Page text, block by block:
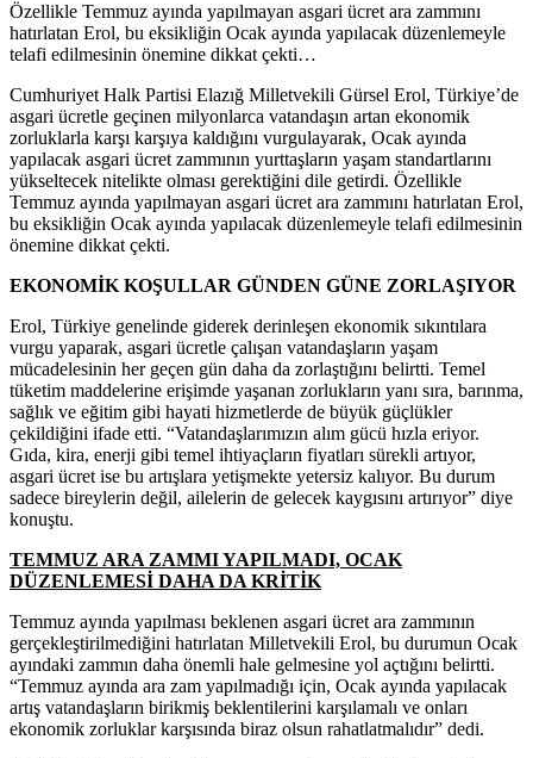
Özellikle Temmuz ayında yapılmayan asgari ücret ara zammını
hatırlatan Erol, bu eksikliğin Ocak ayında yapılacak düzenlemeyle
telafi edilmesinin önemine dikkat çekti…
Cumhuriyet Halk Partisi Elazığ Milletvekili Gürsel Erol, Türkiye’de
asgari ücretle geçinen milyonlarca vatandaşın artan ekonomik
zorluklarla karşı karşıya kaldığını vurgulayarak, Ocak ayında
yapılacak asgari ücret zammının yurttaşların yaşam standartlarını
yükseltecek nitelikte olması gerektiğini dile getirdi. Özellikle
Temmuz ayında yapılmayan asgari ücret ara zammını hatırlatan Erol,
bu eksikliğin Ocak ayında yapılacak düzenlemeyle telafi edilmesinin
önemine dikkat çekti.
EKONOMİK KOŞULLAR GÜNDEN GÜNE ZORLAŞIYOR
Erol, Türkiye genelinde giderek derinleşen ekonomik sıkıntılara
vurgu yaparak, asgari ücretle çalışan vatandaşların yaşam
mücadelesinin her geçen gün daha da zorlaştığını belirtti. Temel
tüketim maddelerine erişimde yaşanan zorlukların yanı sıra, barınma,
sağlık ve eğitim gibi hayati hizmetlerde de büyük güçlükler
çekildiğini ifade etti. “Vatandaşlarımızın alım gücü hızla eriyor.
Gıda, kira, enerji gibi temel ihtiyaçların fiyatları sürekli artıyor,
asgari ücret ise bu artışlara yetişmekte yetersiz kalıyor. Bu durum
sadece bireylerin değil, ailelerin de gelecek kaygısını artırıyor” diye
konuştu.
TEMMUZ ARA ZAMMI YAPILMADI, OCAK
DÜZENLEMESİ DAHA DA KRİTİK
Temmuz ayında yapılması beklenen asgari ücret ara zammının
gerçekleştirilmediğini hatırlatan Milletvekili Erol, bu durumun Ocak
ayındaki zammın daha önemli hale gelmesine yol açtığını belirtti.
“Temmuz ayında ara zam yapılmadığı için, Ocak ayında yapılacak
artış vatandaşların birikmiş beklentilerini karşılamalı ve onları
ekonomik zorluklar karşısında biraz olsun rahatlatmalıdır” dedi.